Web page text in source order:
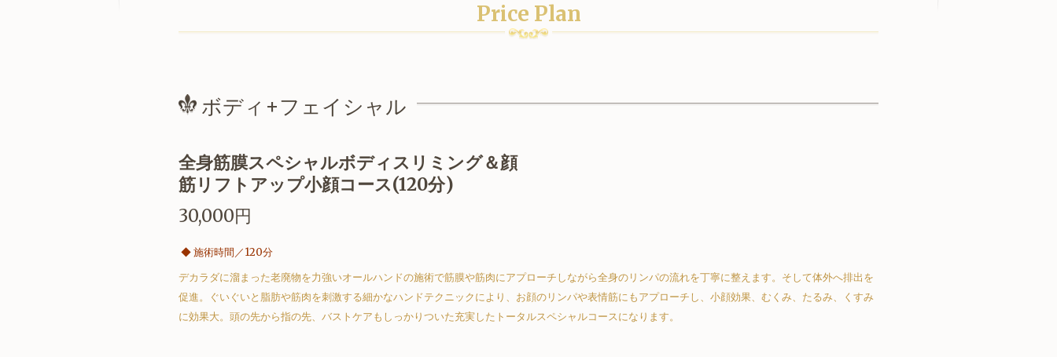
Price Plan
ボディ+フェイシャル
全身筋膜スペシャルボディスリミング＆顔
筋リフトアップ小顔コース(120分)
30,000円
◆施術時間／120分
デカラダに溜まった老廃物を力強いオールハンドの施術で筋膜や筋肉にアプローチしながら全身のリンパの流れを丁寧に整えます。そして体外へ排出を
促進。ぐいぐいと脂肪や筋肉を刺激する細かなハンドテクニックにより、お顔のリンパや表情筋にもアプローチし、小顔効果、むくみ、たるみ、くすみ
に効果大。頭の先から指の先、バストケアもしっかりついた充実したトータルスペシャルコースになります。